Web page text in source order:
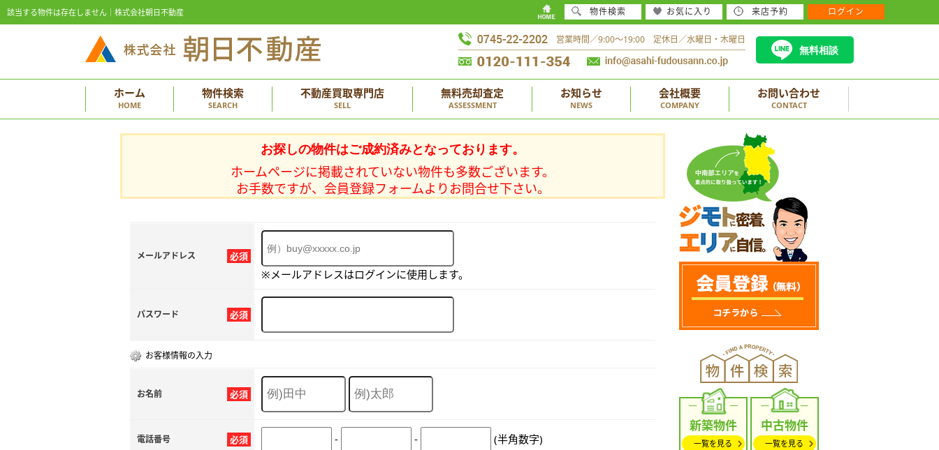
該当する物件は存在しません｜株式会社朝日不動産
営業時間／9:00～19:00 定休日／水曜日・木曜日
無料相談
ホーム
HOME
物件検索
SEARCH
不動産買取専門店
SELL
無料売却査定
ASSESSMENT
お知らせ
NEWS
会社概要
COMPANY
お問い合わせ
CONTACT
お探しの物件はご成約済みとなっております。
ホームページに掲載されていない物件も多数ございます。
お手数ですが、会員登録フォームよりお問合せ下さい。
必須
メールアドレス
※メールアドレスはログインに使用します。
必須
パスワード
お客様情報の入力
必須
お名前
必須
電話番号 - - (半角数字)
新築物件
一覧を見る
中古物件
一覧を見る
物件検索 お気に入り 来店予約 ログイン